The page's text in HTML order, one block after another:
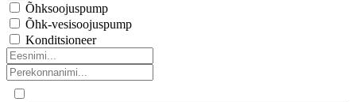
Õhksoojuspump
Õhk-vesisoojuspump
Konditsioneer